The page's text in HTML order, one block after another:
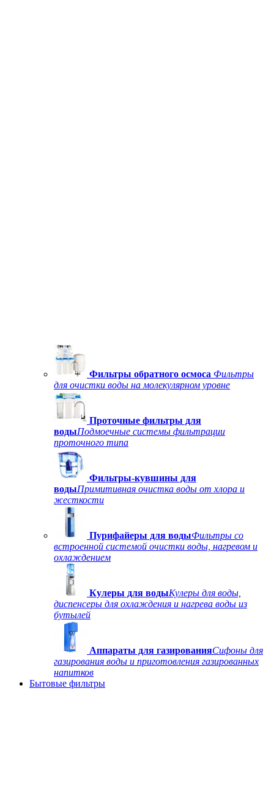
Фильтры обратного осмоса Фильтры
для очистки воды на молекулярном уровне
Проточные фильтры для
водыПодмоечные системы фильтрации
проточного типа
Фильтры-кувшины для
водыПримитивная очистка воды от хлора и
жесткости
Пурифайеры для водыФильтры со
встроенной системой очистки воды, нагревом и
охлаждением
Кулеры для водыКулеры для воды,
диспенсеры для охлаждения и нагрева воды из
бутылей
Аппараты для газированияСифоны для
газирования воды и приготовления газированных
напитков
Бытовые фильтры